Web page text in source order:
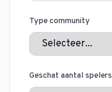
Type community
Geschat aantal spelers